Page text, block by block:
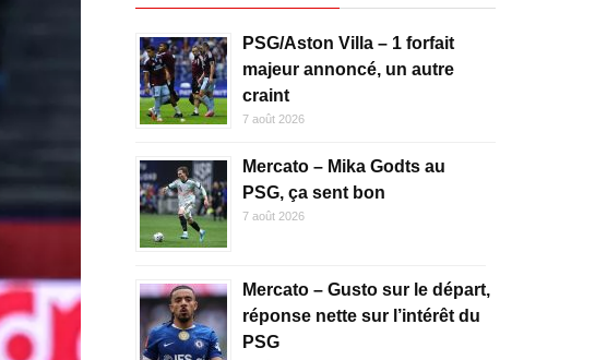
PSG/Aston Villa – 1 forfait
majeur annoncé, un autre
craint
7 août 2026
Mercato – Mika Godts au
PSG, ça sent bon
7 août 2026
Mercato – Gusto sur le départ,
réponse nette sur l’intérêt du
PSG